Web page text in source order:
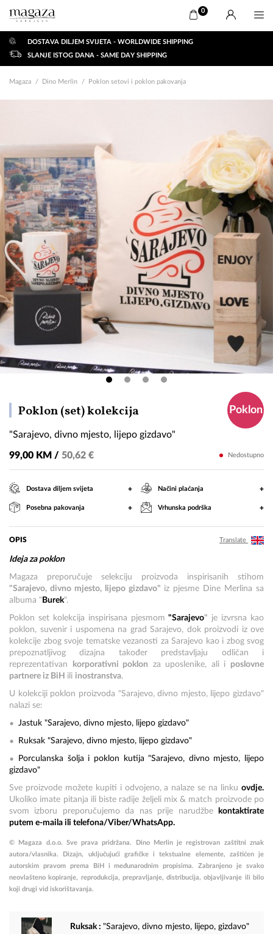
0
DOSTAVA DILJEM SVIJETA - WORLDWIDE SHIPPING
SLANJE ISTOG DANA - SAME DAY SHIPPING
Magaza Dino Merlin Poklon setovi i poklon pakovanja
Poklon (set) kolekcija"Sarajevo,
mjesto,
gizdavo"
Poklon
"Sarajevo, divno mjesto, lijepo gizdavo"
99,00 KM / 50,62 € Nedostupno
Dostava diljem svijeta + Načini plaćanja +
Posebna pakovanja + Vrhunska podrška +
OPIS Translate
Ideja za poklon
Magaza preporučuje selekciju proizvoda inspirisanih stihom
"Sarajevo, divno mjesto, lijepo gizdavo" iz pjesme Dine Merlina sa
albuma " Burek".
Poklon set kolekcija inspirisana pjesmom"Sarajevo" je izvrsna kao
poklon, suvenir i uspomena na grad Sarajevo, dok proizvodi iz ove
kolekcije zbog svoje tematske vezanosti za Sarajevo kao i zbog svog
prepoznatljivog dizajna također predstavljaju odličan i
reprezentativan
korporativni poklon za uposlenike, ali i poslovne
partnere iz BiH ili inostranstva.
U kolekciji poklon proizvoda "Sarajevo, divno mjesto, lijepo gizdavo"
nalazi se:
Jastuk "Sarajevo, divno mjesto, lijepo gizdavo"
Ruksak "Sarajevo, divno mjesto, lijepo gizdavo"
Porculanska šolja i poklon kutija "Sarajevo, divno mjesto, lijepo
gizdavo"
Sve proizvode možete kupiti i odvojeno, a nalaze se na linku ovdje.
Ukoliko imate pitanja ili biste radije željeli mix & match proizvode po
svom izboru preporučujemo da nas prije narudžbe
kontaktirate
putem e-maila ili telefona/Viber/WhatsApp.
© Magaza d.o.o. Sve prava pridržana. Dino Merlin je registrovan zaštitni znak
autora/vlasnika.
Dizajn, uključujući grafičke i tekstualne elemente, zaštićen je
autorskim pravom prema BiH i međunarodnim propisima.Zabranjeno je svako
neovlašteno kopiranje, reprodukcija, prepravljanje, distribucija, objavljivanje ili bilo
koji drugi vid iskorištavanja.
Ruksak : "Sarajevo, divno mjesto, lijepo, gizdavo"